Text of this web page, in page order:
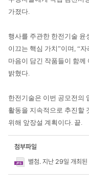
가졌다.
행사를 주관한 한전기술 윤
이끄는 핵심 가치”이며, “
마음이 담긴 작품들이 함께
밝혔다.
한전기술은 이번 공모전의
활동을 지속적으로 추진할
위해 앞장설 계획이다. 끝.
첨부파일
별첨. 지난 29일 개최된 한국전력기술 「2025 반